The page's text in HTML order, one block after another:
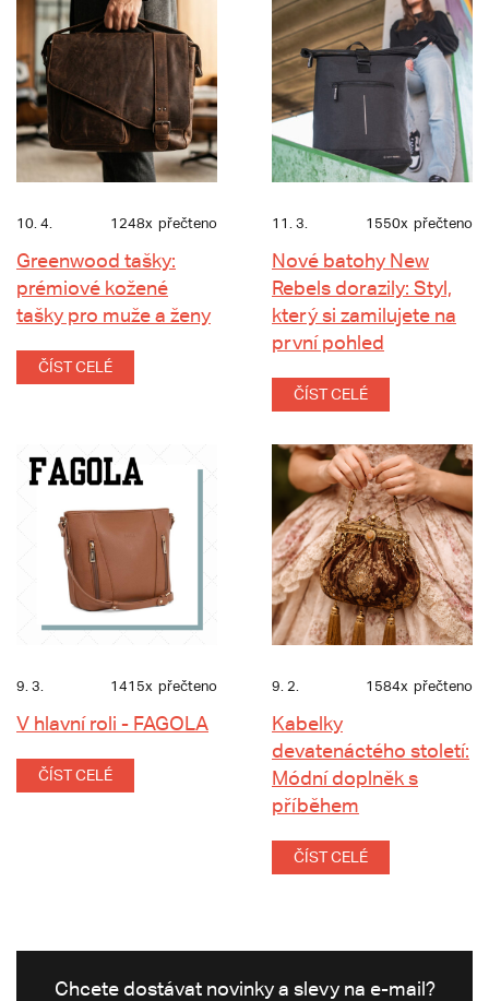
10. 4. 1248x přečteno
Greenwood tašky:
prémiové kožené
tašky pro muže a ženy
ČÍST CELÉ
11. 3. 1550x přečteno
Nové batohy New
Rebels dorazily: Styl,
který si zamilujete na
první pohled
ČÍST CELÉ
9. 3. 1415x přečteno
V hlavní roli - FAGOLA
ČÍST CELÉ
9. 2. 1584x přečteno
Kabelky
devatenáctého století:
Módní doplněk s
příběhem
ČÍST CELÉ
Chcete dostávat novinky a slevy na e-mail?